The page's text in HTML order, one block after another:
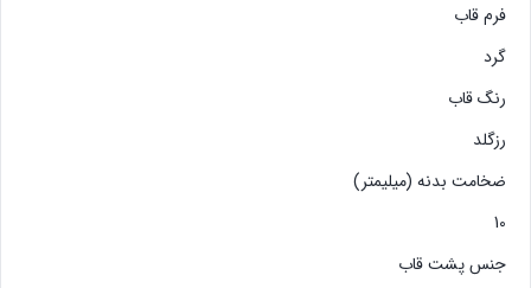
فرم قاب
گرد
رنگ قاب
رزگلد
ضخامت بدنه (میلیمتر)
10
جنس پشت قاب